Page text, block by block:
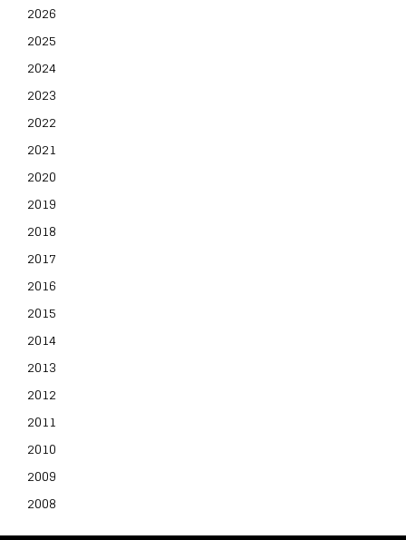
2026
2025
2024
2023
2022
2021
2020
2019
2018
2017
2016
2015
2014
2013
2012
2011
2010
2009
2008